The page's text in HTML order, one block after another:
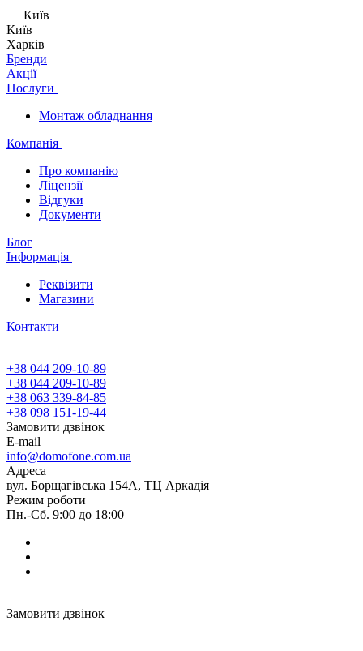
Київ
Київ
Харків
Бренди
Акції
Послуги
Монтаж обладнання
Компанія
Про компанію
Ліцензії
Відгуки
Документи
Блог
Інформація
Реквізити
Магазини
Контакти
+38 044 209-10-89
+38 044 209-10-89
+38 063 339-84-85
+38 098 151-19-44
Замовити дзвінок
E-mail
info@domofone.com.ua
Адреса
вул. Борщагівська 154А, ТЦ Аркадія
Режим роботи
Пн.-Сб. 9:00 до 18:00
Замовити дзвінок